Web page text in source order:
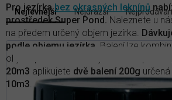
Pro jezírkabez okrasných leknínů
prostředek Super Pond. Naleznete u
na předem určený objem jezírka.
podle objemu jezírka. Balení lze
objem přesně na vaše jezírko.
20m3 aplikujete dvě balení 200g
10m3
Ř
a
e
n
í
p
Nejlevnější Nejdražší
V
ý
p
i
s
p
r